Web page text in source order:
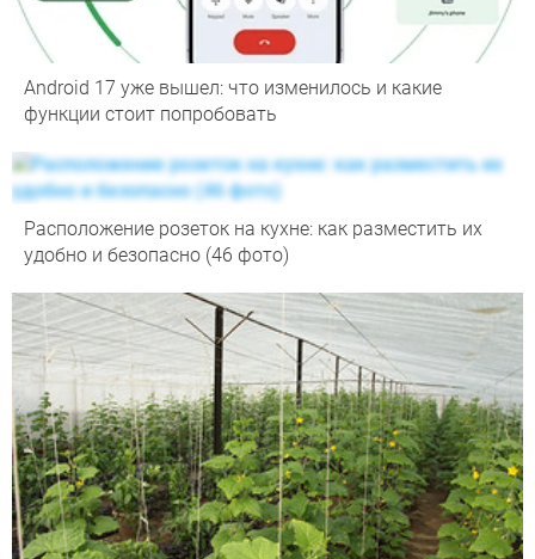
Android 17 уже вышел: что изменилось и какие
функции стоит попробовать
Расположение розеток на кухне: как разместить их
удобно и безопасно (46 фото)